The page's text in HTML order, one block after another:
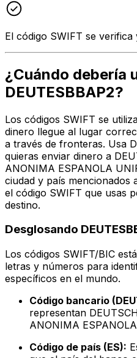
El código SWIFT se
¿Cuándo debería
DEUTESBBAP2?
Los códigos SWIFT se
dinero llegue al lugar
a través de fronteras. Usa
quieras enviar dinero a
ANONIMA ESPANOLA
ciudad y país mencionados
el código SWIFT que usas
destino.
Desglosando
Los códigos SWIFT/BIC
letras y números para
específicos en el mundo.
Código bancario
representan
ANONIMA
Código de país (ES):